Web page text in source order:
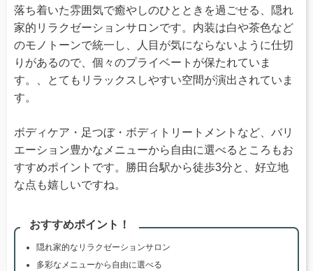
落ち着いた雰囲気で癒やしのひとときを過ごせる、隠れ
家的リラクゼーションサロンです。内装は白や茶色など
のモノトーンで統一し、人目が気にならないように仕切
りがあるので、個々のプライベートが保たれていま
す。、とてもリラックスしやすい空間が演出されていま
す。
ボディケア・足つぼ・ボディトリートメントなど、バリ
エーション豊かなメニューから自由に選べるところもお
すすめポイントです。勝田台駅から徒歩3分と、好立地
な点も嬉しいですね。
おすすめポイント！
隠れ家的なリラクゼーションサロン
多彩なメニューから自由に選べる